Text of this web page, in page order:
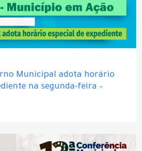
Municipal adota horário
na segunda-feira –